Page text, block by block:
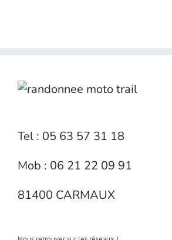
Tel : 05 63 57 31 18
Mob : 06 21 22 09 91
81400 CARMAUX